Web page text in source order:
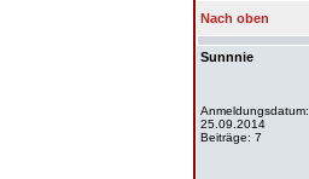
Nach oben
Sunnnie
Anmeldungsdatum:
25.09.2014
Beiträge: 7